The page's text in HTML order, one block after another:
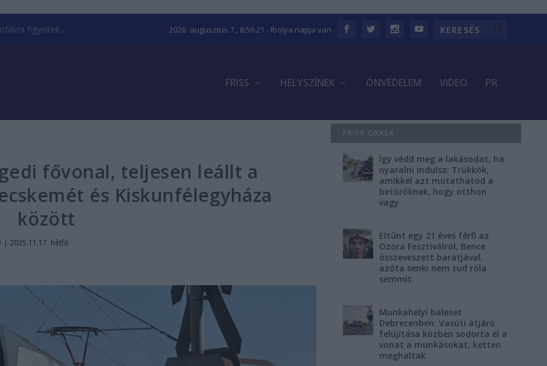
figyeltek... 2026. augusztus 7., 8:56:21 - Ibolya napja van
FRISS HELYSZÍNEK ÖNVÉDELEM VIDEO PR
fővonal, teljesen leállt a
és Kiskunfélegyháza
között
|2025.11.17. hétfő
FRISS CIKKEK
Így védd meg a lakásodat, ha
nyaralni indulsz: Trükkök,
amikkel azt mutathatod a
betörőknek, hogy otthon
vagy
Eltűnt egy 21 éves férfi az
Ozora Fesztiválról, Bence
összeveszett barátjával,
azóta senki nem tud róla
semmit
Munkahelyi baleset
Debrecenben: Vasúti átjáró
felújítása közben sodorta el a
vonat a munkásokat, ketten
meghaltak